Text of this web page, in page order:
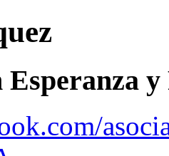
Esperanza